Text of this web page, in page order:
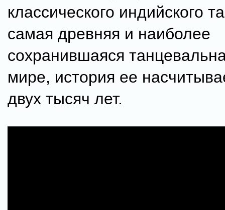
классического индийского
самая древняя и наиболее
сохранившаяся
мире, история ее
двух тысяч лет.